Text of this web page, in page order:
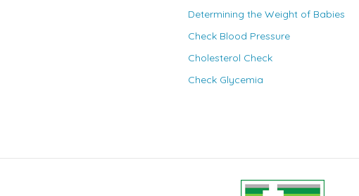
Determining the Weight of Babies
Check Blood Pressure
Cholesterol Check
Check Glycemia